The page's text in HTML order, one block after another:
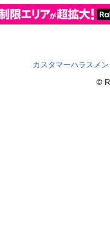
カスタマーハラスメ
©